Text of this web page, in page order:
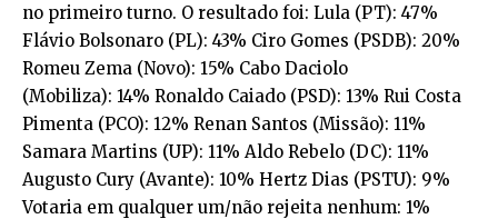
no primeiro turno. O resultado foi: Lula (PT): 47%
Flávio Bolsonaro (PL): 43% Ciro Gomes (PSDB): 20%
Romeu Zema (Novo): 15% Cabo Daciolo
(Mobiliza): 14% Ronaldo Caiado (PSD): 13% Rui Costa
Pimenta (PCO): 12% Renan Santos (Missão): 11%
Samara Martins (UP): 11% Aldo Rebelo (DC): 11%
Augusto Cury (Avante): 10% Hertz Dias (PSTU): 9%
Votaria em qualquer um/não rejeita nenhum: 1%